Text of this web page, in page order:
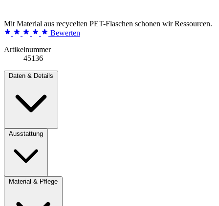
Mit Material aus recycelten PET-Flaschen schonen wir Ressourcen.
Bewerten
Artikelnummer
45136
Daten & Details
Ausstattung
Material & Pflege